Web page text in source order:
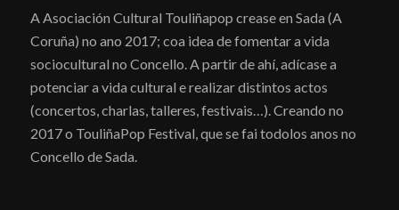
A Asociación Cultural Touliñapop crease en Sada (A
Coruña) no ano 2017; coa idea de fomentar a vida
sociocultural no Concello. A partir de ahí, adícase a
potenciar a vida cultural e realizar distintos actos
(concertos, charlas, talleres, festivais…). Creando no
2017 o TouliñaPop Festival, que se fai todolos anos no
Concello de Sada.